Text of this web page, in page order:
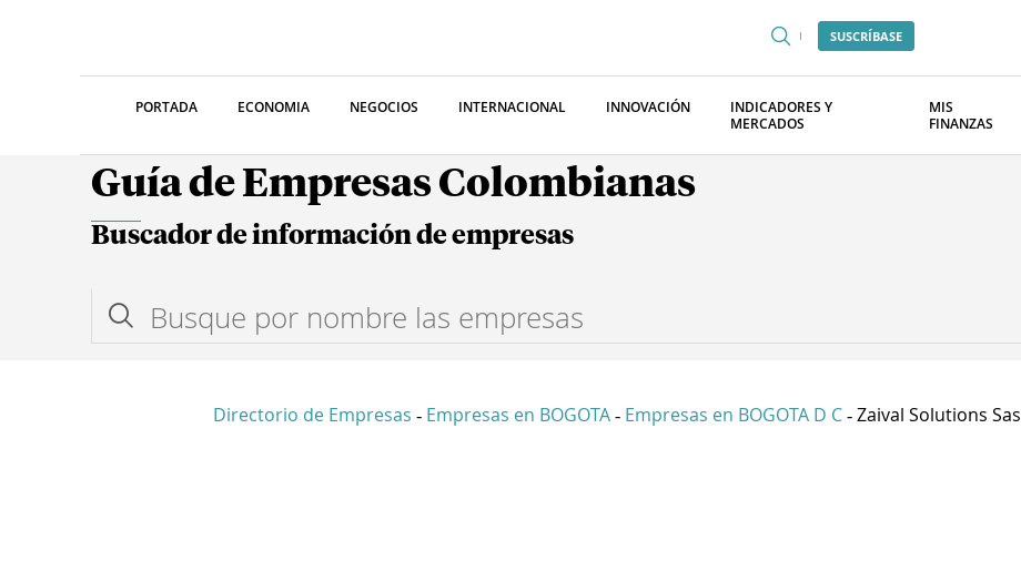
SUSCRÍBASE
PORTADA ECONOMIA NEGOCIOS INTERNACIONAL INNOVACIÓN
INDICADORES Y
MERCADOS
MIS
FINANZAS
Guía de Empresas Colombianas
Buscador de información de empresas
Directorio de Empresas - Empresas en BOGOTA - Empresas en BOGOTA D C - Zaival Solutions Sas